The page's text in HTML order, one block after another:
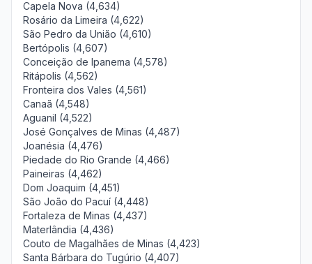
Capela Nova (4,634)
Rosário da Limeira (4,622)
São Pedro da União (4,610)
Bertópolis (4,607)
Conceição de Ipanema (4,578)
Ritápolis (4,562)
Fronteira dos Vales (4,561)
Canaã (4,548)
Aguanil (4,522)
José Gonçalves de Minas (4,487)
Joanésia (4,476)
Piedade do Rio Grande (4,466)
Paineiras (4,462)
Dom Joaquim (4,451)
São João do Pacuí (4,448)
Fortaleza de Minas (4,437)
Materlândia (4,436)
Couto de Magalhães de Minas (4,423)
Santa Bárbara do Tugúrio (4,407)